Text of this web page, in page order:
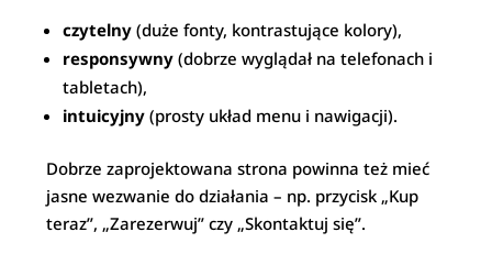
czytelny (duże fonty, kontrastujące kolory),
responsywny (dobrze wyglądał na telefonach i
tabletach),
intuicyjny (prosty układ menu i nawigacji).
Dobrze zaprojektowana strona powinna też mieć
jasne wezwanie do działania – np. przycisk „Kup
teraz”, „Zarezerwuj” czy „Skontaktuj się”.